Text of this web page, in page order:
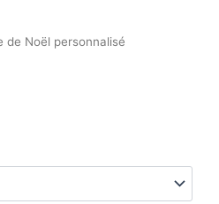
de Noël personnalisé